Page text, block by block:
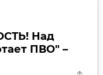
Над
ПВО" –